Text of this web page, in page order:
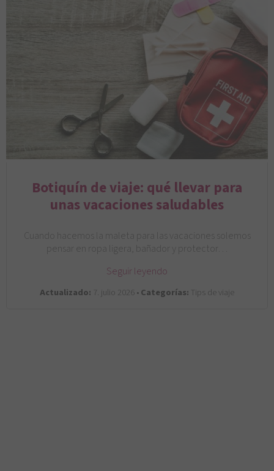
Botiquín de viaje: qué llevar para
unas vacaciones saludables
Cuando hacemos la maleta para las vacaciones solemos
pensar en ropa ligera, bañador y protector…
Seguir leyendo
Actualizado: 7. julio 2026 •Categorías: Tips de viaje